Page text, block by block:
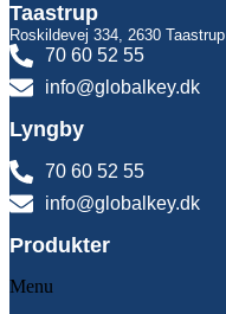
Taastrup
Roskildevej 334, 2630 Taastrup
70 60 52 55
info@globalkey.dk
Lyngby
70 60 52 55
info@globalkey.dk
Produkter
Menu